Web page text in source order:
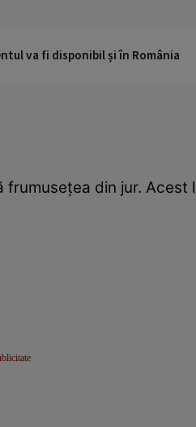
va fi disponibil și în România
din jur. Acest